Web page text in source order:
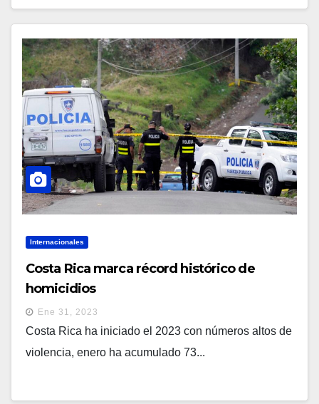
Internacionales
Costa Rica marca récord histórico de
homicidios
Ene 31, 2023
Costa Rica ha iniciado el 2023 con números altos de
violencia, enero ha acumulado 73...